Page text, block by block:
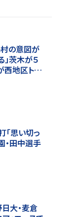
村の意図が
茨木が５
西地区トッ
思い切っ
田中選手
大・麦倉